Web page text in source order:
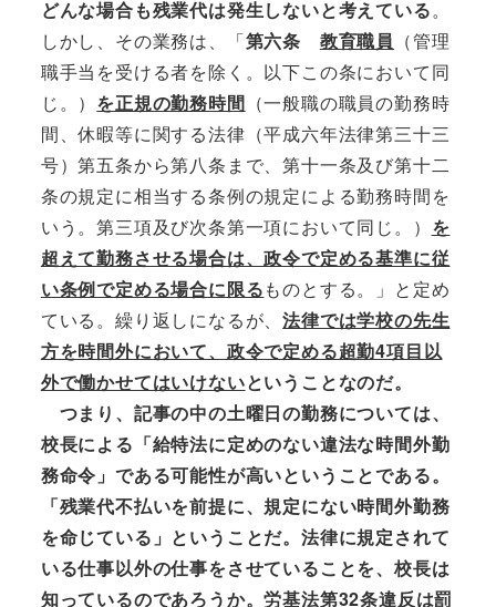
どんな場合も残業代は発生しないと考えている。
しかし、その業務は、「第六条 教育職員 （管理
職手当を受ける者を除く。以下この条において同
じ。） を正規の勤務時間 （一般職の職員の勤務時
間、休暇等に関する法律（平成六年法律第三十三
号）第五条から第八条まで、第十一条及び第十二
条の規定に相当する条例の規定による勤務時間を
いう。第三項及び次条第一項において同じ。） を
超えて勤務させる場合は、政令で定める基準に従
い条例で定める場合に限るものとする。」と定め
ている。繰り返しになるが、法律では学校の先生
方を時間外において、政令で定める超勤4項目以
外で働かせてはいけないということなのだ。
つまり、記事の中の土曜日の勤務については、
校長による 「給特法に定めのない違法な時間外勤
務命令」である可能性が高いということである。
「残業代不払いを前提に、規定にない時間外勤務
を命じている」ということだ。法律に規定されて
いる仕事以外の仕事をさせていることを、校長は
知っているのであろうか。労基法第32条違反は罰